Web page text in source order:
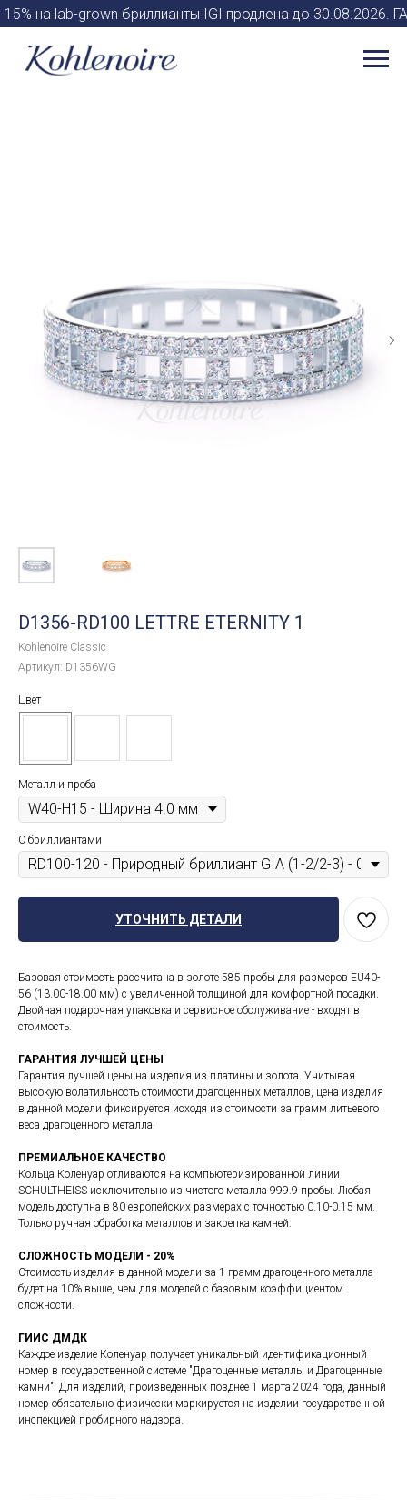
на lab-grown бриллианты IGI продлена до
D1356-RD100 LETTRE ETERNITY 1
Kohlenoire Classic
Артикул: D1356WG
Цвет
Металл и проба
С бриллиантами
УТОЧНИТЬ ДЕТАЛИ
Базовая стоимость рассчитана в золоте 585 пробы для размеров EU40-
56 (13.00-18.00 мм) с увеличенной толщиной для комфортной посадки.
Двойная подарочная упаковка и сервисное обслуживание - входят в
стоимость.
ГАРАНТИЯ ЛУЧШЕЙ ЦЕНЫ
Гарантия лучшей цены на изделия из платины и золота. Учитывая
высокую волатильность стоимости драгоценных металлов, цена изделия
в данной модели фиксируется исходя из стоимости за грамм литьевого
веса драгоценного металла.
ПРЕМИАЛЬНОЕ КАЧЕСТВО
Кольца Коленуар отливаются на компьютеризированной линии
SCHULTHEISS исключительно из чистого металла 999.9 пробы. Любая
модель доступна в 80 европейских размерах с точностью 0.10-0.15 мм.
Только ручная обработка металлов и закрепка камней.
СЛОЖНОСТЬ МОДЕЛИ - 20%
Стоимость изделия в данной модели за 1 грамм драгоценного металла
будет на 10% выше, чем для моделей с базовым коэффициентом
сложности.
ГИИС ДМДК
Каждое изделие Коленуар получает уникальный идентификационный
номер в государственной системе "Драгоценные металлы и Драгоценные
камни". Для изделий, произведенных позднее 1 марта 2024 года, данный
номер обязательно физически маркируется на изделии государственной
инспекцией пробирного надзора.